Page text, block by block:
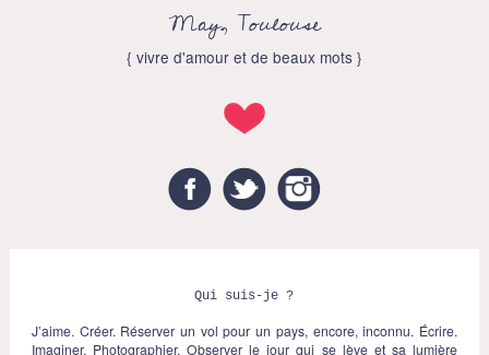
May, Toulouse
{ vivre d'amour et de beaux mots }
FacebookTwitter
Qui suis-je ?
J’aime. Créer. Réserver un vol pour un pays, encore, inconnu. Écrire.
Imaginer. Photographier. Observer le jour qui se lève et sa lumière